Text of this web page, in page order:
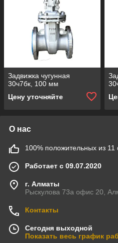
Задвижка чугунная
30ч7бк, 100 мм
Цену уточняйте
О нас
100% положительных из 11
Работает с 09.07.2020
г. Алматы
Рыскулова 73а офис 20,
Контакты
Сегодня выходной
Показать весь график